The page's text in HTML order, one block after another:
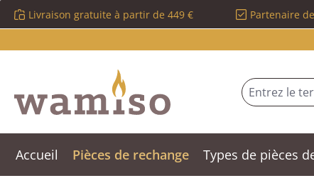
au contenu principal
Passer à la recherche
Passer à la navigation principale
Livraison gratuite à partir de 449 € Partenaire
Accueil Pièces de rechange Types de pièces